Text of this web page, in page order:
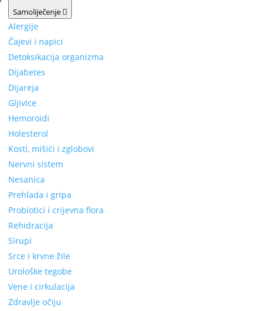
Samoliječenje
Alergije
Čajevi i napici
Detoksikacija organizma
Dijabetes
Dijareja
Gljivice
Hemoroidi
Holesterol
Kosti, mišići i zglobovi
Nervni sistem
Nesanica
Prehlada i gripa
Probiotici i crijevna flora
Rehidracija
Sirupi
Srce i krvne žile
Urološke tegobe
Vene i cirkulacija
Zdravlje očiju